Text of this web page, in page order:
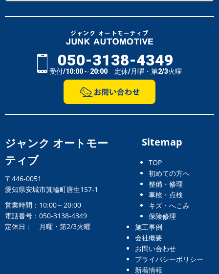
050-3138-4349
受付/10:00～20:00 定休/月曜・第2/3火曜
ジャンク オートモー
ティブ
〒446-0051
愛知県安城市箕輪町唐生157-1
営業時間：10:00～20:00
電話番号：050-3138-4349
定休日： 月曜・第2/3火曜
Sitemap
TOP
初めての方へ
整備・修理
車検・点検
キズ・へこみ
保険修理
施工事例
会社概要
お問い合わせ
プライバシーポリシー
新着情報